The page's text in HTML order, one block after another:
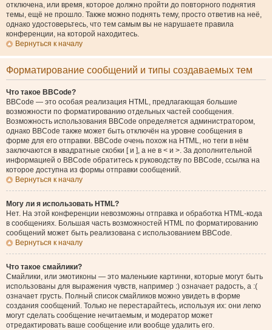
отключена, или время, которое должно пройти до повторного поднятия
темы, ещё не прошло. Также можно поднять тему, просто ответив на неё,
однако удостоверьтесь, что тем самым вы не нарушаете правила
конференции, на которой находитесь.
Вернуться к началу
Форматирование сообщений и типы создаваемых тем
Что такое BBCode?
BBCode — это особая реализация HTML, предлагающая большие
возможности по форматированию отдельных частей сообщения.
Возможность использования BBCode определяется администратором,
однако BBCode также может быть отключён на уровне сообщения в
форме для его отправки. BBCode очень похож на HTML, но теги в нём
заключаются в квадратные скобки [ и ], а не в < и >. За дополнительной
информацией о BBCode обратитесь к руководству по BBCode, ссылка на
которое доступна из формы отправки сообщений.
Вернуться к началу
Могу ли я использовать HTML?
Нет. На этой конференции невозможны отправка и обработка HTML-кода
в сообщениях. Большая часть возможностей HTML по форматированию
сообщений может быть реализована с использованием BBCode.
Вернуться к началу
Что такое смайлики?
Смайлики, или эмотиконы — это маленькие картинки, которые могут быть
использованы для выражения чувств, например :) означает радость, а :(
означает грусть. Полный список смайликов можно увидеть в форме
создания сообщений. Только не перестарайтесь, используя их: они легко
могут сделать сообщение нечитаемым, и модератор может
отредактировать ваше сообщение или вообще удалить его.